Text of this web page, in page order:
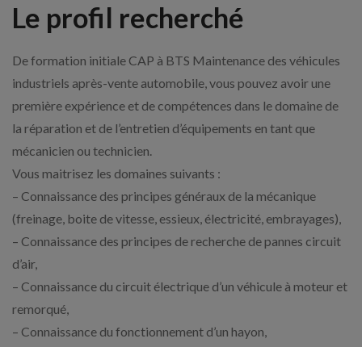
Le profil recherché
De formation initiale CAP à BTS Maintenance des véhicules
industriels après-vente automobile, vous pouvez avoir une
première expérience et de compétences dans le domaine de
la réparation et de l’entretien d’équipements en tant que
mécanicien ou technicien.
Vous maitrisez les domaines suivants :
– Connaissance des principes généraux de la mécanique
(freinage, boite de vitesse, essieux, électricité, embrayages),
– Connaissance des principes de recherche de pannes circuit
d’air,
– Connaissance du circuit électrique d’un véhicule à moteur et
remorqué,
– Connaissance du fonctionnement d’un hayon,